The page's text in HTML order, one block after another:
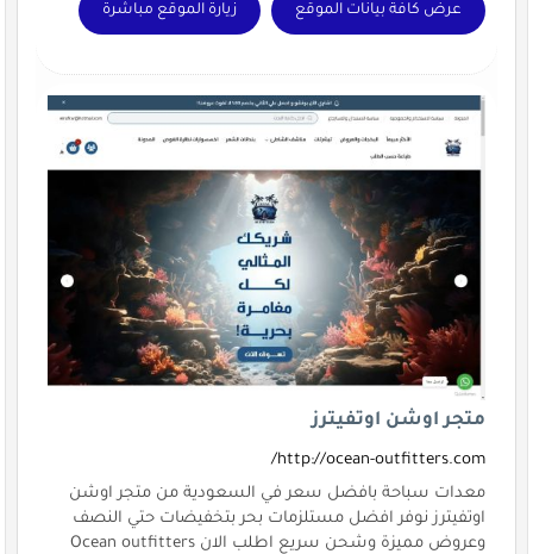
عرض كافة بيانات الموقع زيارة الموقع مباشرة
متجر اوشن اوتفيترز
http://ocean-outfitters.com/
معدات سباحة بافضل سعر في السعودية من متجر اوشن
اوتفيترز نوفر افضل مستلزمات بحر بتخفيضات حتي النصف
وعروض مميزة وشحن سريع اطلب الان Ocean outfitters